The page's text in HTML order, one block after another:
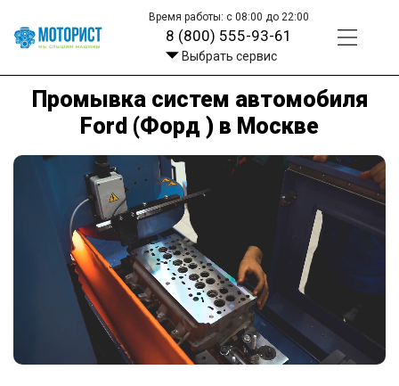
Время работы: с 08:00 до 22:00
8 (800) 555-93-61
Выбрать сервис
Промывка систем автомобиля
Ford (Форд ) в Москве